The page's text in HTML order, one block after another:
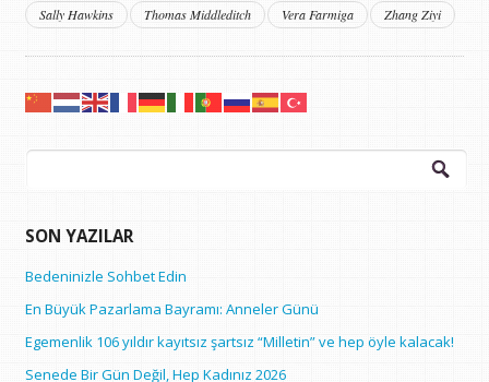
Sally Hawkins
Thomas Middleditch Vera Farmiga Zhang Ziyi
Arama:
SON YAZILAR
Bedeninizle Sohbet Edin
En Büyük Pazarlama Bayramı: Anneler Günü
Egemenlik 106 yıldır kayıtsız şartsız “Milletin” ve hep öyle kalacak!
Senede Bir Gün Değil, Hep Kadınız 2026